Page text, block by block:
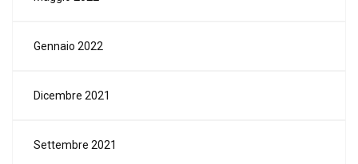
Gennaio 2022
Dicembre 2021
Settembre 2021